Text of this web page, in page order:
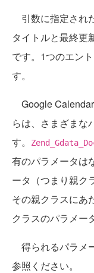
引数に指定され
タイトルと最終更
です。1つのエン
す。
Google
らは、さまざまな
す。
有のパラメータは
ータ（つまり親ク
その親クラスにあ
クラスのパラメー
得られるパラメ
参照ください。